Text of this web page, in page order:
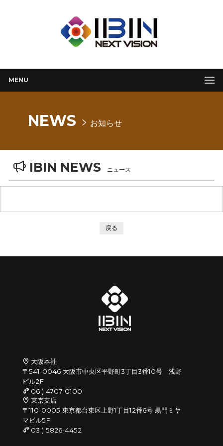
MENU
NEWS お知らせ
IBIN NEWS ニュース
戻る
大阪本社
〒541-0046 大阪市中央区平野町3丁目3番10号 浅野
ビル2F
06 ) 4707-0100
東京支店
〒110-0005 東京都台東区上野1丁目12番6号 黒門ミヤ
マビル5F
03 ) 5826-4452